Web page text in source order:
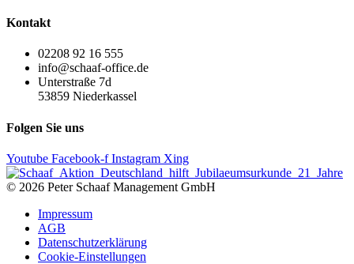
Kontakt
02208 92 16 555
info@schaaf-office.de
Unterstraße 7d
53859 Niederkassel
Folgen Sie uns
Youtube Facebook-f Instagram Xing
© 2026 Peter Schaaf Management GmbH
Impressum
AGB
Datenschutzerklärung
Cookie-Einstellungen